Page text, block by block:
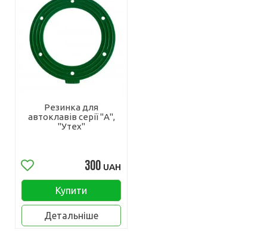
Резинка для
автоклавів серії "А",
"Утех"
300 UAH
Купити
Детальніше